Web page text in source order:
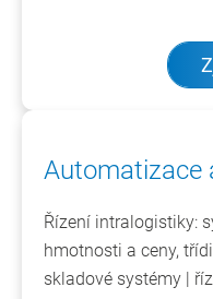
Automatizace
Řízení intralogistiky:
hmotnosti a ceny,
skladové systémy |